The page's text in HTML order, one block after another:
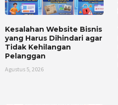
Kesalahan Website Bisnis
yang Harus Dihindari agar
Tidak Kehilangan
Pelanggan
Agustus 5, 2026